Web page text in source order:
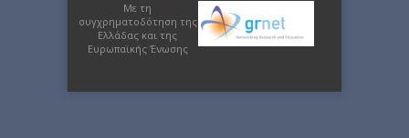
Με τη
συγχρηματοδότηση της
Ελλάδας και της
Ευρωπαϊκής Ένωσης